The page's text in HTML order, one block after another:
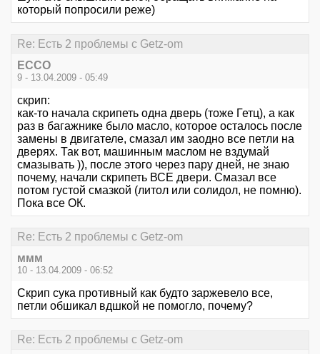
который попросили реже)
Re: Есть 2 проблемы с Getz-om
ECCO
9 - 13.04.2009 - 05:49
скрип:
как-то начала скрипеть одна дверь (тоже Гетц), а как
раз в багажнике было масло, которое осталось после
замены в двигателе, смазал им заодно все петли на
дверях. Так вот, машинным маслом не вздумай
смазывать )), после этого через пару дней, не знаю
почему, начали скрипеть ВСЕ двери. Смазал все
потом густой смазкой (литол или солидол, не помню).
Пока все ОК.
Re: Есть 2 проблемы с Getz-om
ммм
10 - 13.04.2009 - 06:52
Скрип сука противный как будто заржевело все,
петли обшикал вдшкой не помогло, почему?
Re: Есть 2 проблемы с Getz-om